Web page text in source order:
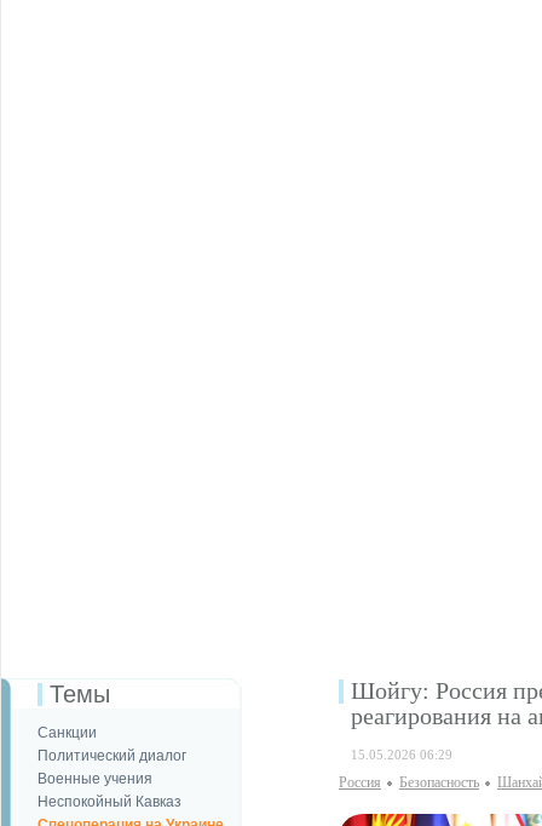
Темы
Санкции
Политический диалог
Военные учения
Неспокойный Кавказ
Шойгу: Россия
реагирования на
15.05.2026 06:29
Россия Безопаcность